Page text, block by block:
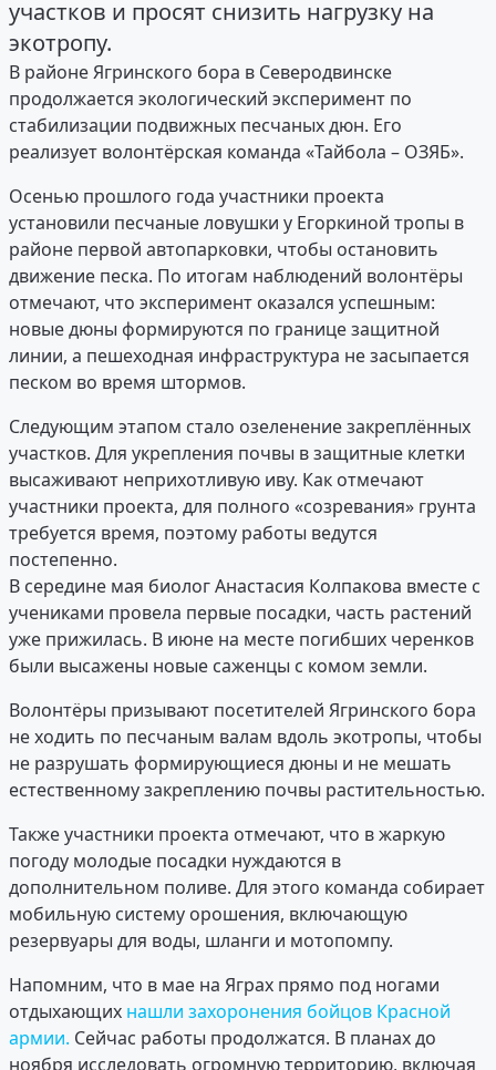
участков и просят снизить нагрузку на
экотропу.
В районе Ягринского бора в Северодвинске
продолжается экологический эксперимент по
стабилизации подвижных песчаных дюн. Его
реализует волонтёрская команда «Тайбола – ОЗЯБ».
Осенью прошлого года участники проекта
установили песчаные ловушки у Егоркиной тропы в
районе первой автопарковки, чтобы остановить
движение песка. По итогам наблюдений волонтёры
отмечают, что эксперимент оказался успешным:
новые дюны формируются по границе защитной
линии, а пешеходная инфраструктура не засыпается
песком во время штормов.
Следующим этапом стало озеленение закреплённых
участков. Для укрепления почвы в защитные клетки
высаживают неприхотливую иву. Как отмечают
участники проекта, для полного «созревания» грунта
требуется время, поэтому работы ведутся
постепенно.
В середине мая биолог Анастасия Колпакова вместе с
учениками провела первые посадки, часть растений
уже прижилась. В июне на месте погибших черенков
были высажены новые саженцы с комом земли.
Волонтёры призывают посетителей Ягринского бора
не ходить по песчаным валам вдоль экотропы, чтобы
не разрушать формирующиеся дюны и не мешать
естественному закреплению почвы растительностью.
Также участники проекта отмечают, что в жаркую
погоду молодые посадки нуждаются в
дополнительном поливе. Для этого команда собирает
мобильную систему орошения, включающую
резервуары для воды, шланги и мотопомпу.
Напомним, что в мае на Яграх прямо под ногами
отдыхающих нашли захоронения бойцов Красной
армии. Сейчас работы продолжатся. В планах до
ноября исследовать огромную территорию, включая